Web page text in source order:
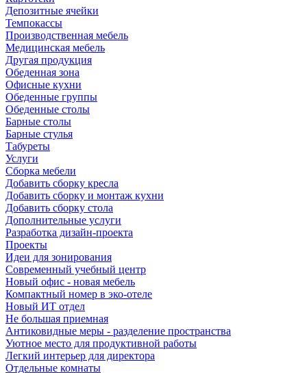
Депозитные ячейки
Темпокассы
Производственная мебель
Медицинская мебель
Другая продукция
Обеденная зона
Офисные кухни
Обеденные группы
Обеденные столы
Барные столы
Барные стулья
Табуреты
Услуги
Сборка мебели
Добавить сборку кресла
Добавить сборку и монтаж кухни
Добавить сборку стола
Дополнительные услуги
Разработка дизайн-проекта
Проекты
Идеи для зонирования
Современный учебный центр
Новый офис - новая мебель
Компактный номер в эко-отеле
Новый ИТ отдел
Не большая приемная
Антиковидные меры - разделение пространства
Уютное место для продуктивной работы
Легкий интерьер для директора
Отдельные комнаты